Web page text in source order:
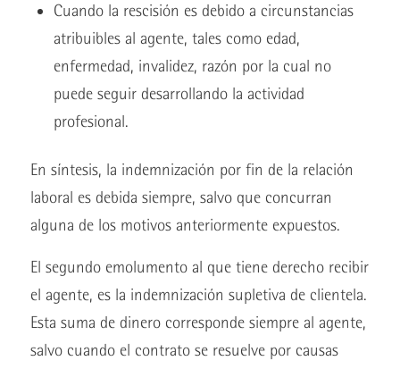
Cuando la rescisión es debido a circunstancias
atribuibles al agente, tales como edad,
enfermedad, invalidez, razón por la cual no
puede seguir desarrollando la actividad
profesional.
En síntesis, la indemnización por fin de la relación
laboral es debida siempre, salvo que concurran
alguna de los motivos anteriormente expuestos.
El segundo emolumento al que tiene derecho recibir
el agente, es la indemnización supletiva de clientela.
Esta suma de dinero corresponde siempre al agente,
salvo cuando el contrato se resuelve por causas